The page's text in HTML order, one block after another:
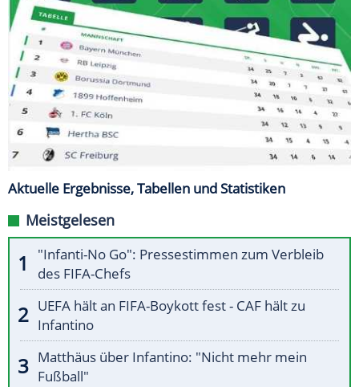
Aktuelle Ergebnisse, Tabellen und Statistiken
Meistgelesen
"Infanti-No Go": Pressestimmen zum Verbleib
des FIFA-Chefs
UEFA hält an FIFA-Boykott fest - CAF hält zu
Infantino
Matthäus über Infantino: "Nicht mehr mein
Fußball"